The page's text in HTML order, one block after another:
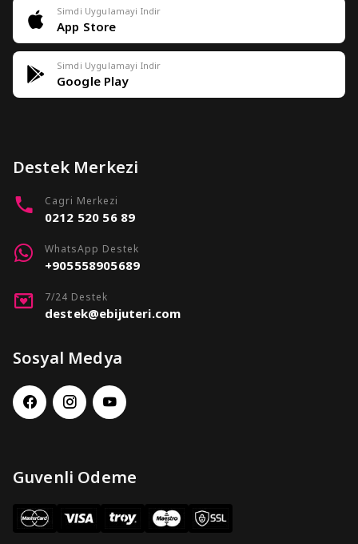
Simdi Uygulamayi Indir
App Store
Simdi Uygulamayi Indir
Google Play
Destek Merkezi
Cagri Merkezi
0212 520 56 89
WhatsApp Destek
+905558905689
7/24 Destek
destek@ebijuteri.com
Sosyal Medya
Guvenli Odeme